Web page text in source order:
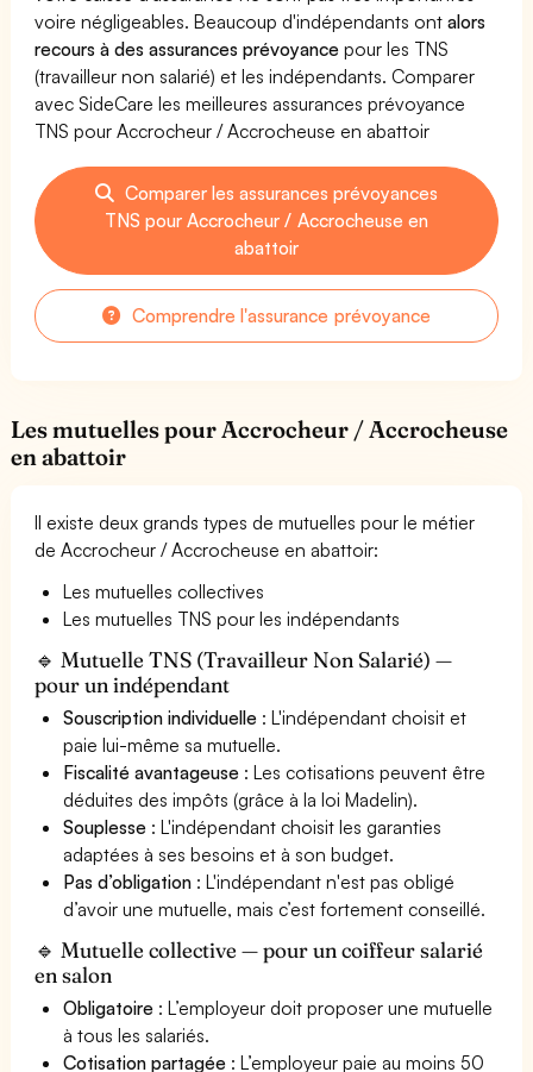
voire négligeables. Beaucoup d'indépendants ontalors
recours à des assurances prévoyance pour les TNS
(travailleur non salarié) et les indépendants. Comparer
avec SideCare les meilleures assurances prévoyance
TNS pour Accrocheur / Accrocheuse en abattoir
Comparer les assurances prévoyances
TNS pour Accrocheur / Accrocheuse en
abattoir
Comprendre l'assurance prévoyance
Les mutuelles pour Accrocheur / Accrocheuse
en abattoir
Il existe deux grands types de mutuelles pour le métier
de Accrocheur / Accrocheuse en abattoir:
Les mutuelles collectives
Les mutuelles TNS pour les indépendants
🔹 Mutuelle TNS (Travailleur Non Salarié) —
pour un indépendant
Souscription individuelle : L'indépendant choisit et
paie lui-même sa mutuelle.
Fiscalité avantageuse : Les cotisations peuvent être
déduites des impôts (grâce à la loi Madelin).
Souplesse : L'indépendant choisit les garanties
adaptées à ses besoins et à son budget.
Pas d’obligation : L'indépendant n'est pas obligé
d’avoir une mutuelle, mais c’est fortement conseillé.
🔹 Mutuelle collective — pour un coiffeur salarié
en salon
Obligatoire : L’employeur doit proposer une mutuelle
à tous les salariés.
Cotisation partagée : L’employeur paie au moins 50